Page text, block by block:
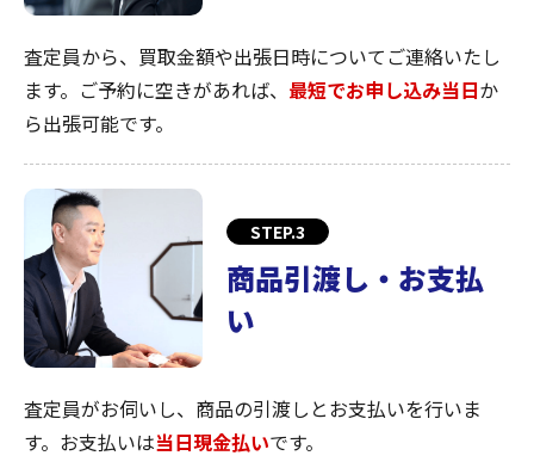
査定員から、買取金額や出張日時についてご連絡いたし
ます。ご予約に空きがあれば、 最短でお申し込み当日か
ら出張可能です。
STEP.3
商品引渡し・お支払
い
査定員がお伺いし、商品の引渡しとお支払いを行いま
す。お支払いは当日現金払いです。